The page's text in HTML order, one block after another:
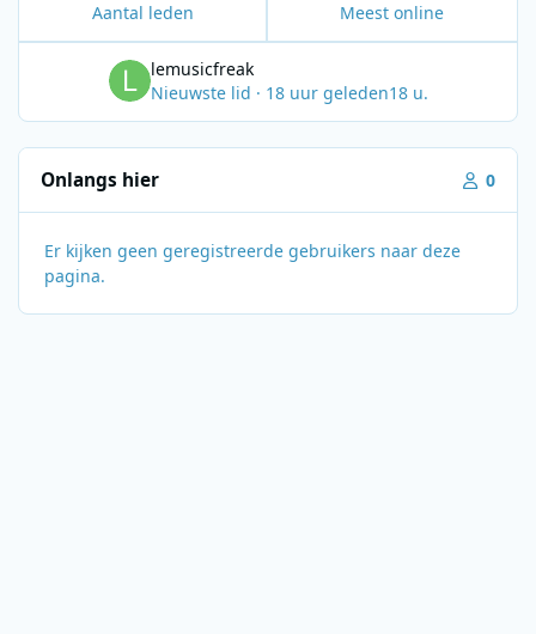
Aantal leden Meest online
lemusicfreak
Nieuwste lid · 18 uur geleden18 u.
Onlangs hier 0
Er kijken geen geregistreerde gebruikers naar deze
pagina.